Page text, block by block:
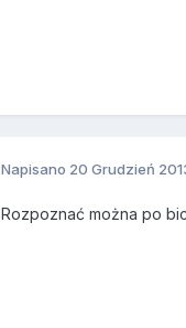
Napisano 20 Grudzień
Rozpoznać można po